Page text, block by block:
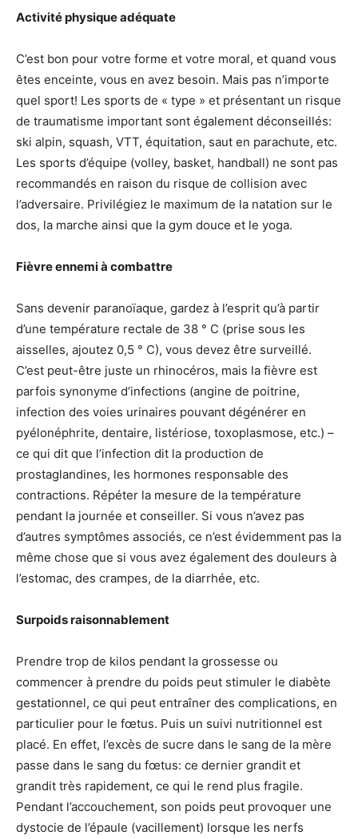
Activité physique adéquate
C’est bon pour votre forme et votre moral, et quand vous
êtes enceinte, vous en avez besoin. Mais pas n’importe
quel sport! Les sports de « type » et présentant un risque
de traumatisme important sont également déconseillés:
ski alpin, squash, VTT, équitation, saut en parachute, etc.
Les sports d’équipe (volley, basket, handball) ne sont pas
recommandés en raison du risque de collision avec
l’adversaire. Privilégiez le maximum de la natation sur le
dos, la marche ainsi que la gym douce et le yoga.
Fièvre ennemi à combattre
Sans devenir paranoïaque, gardez à l’esprit qu’à partir
d’une température rectale de 38 ° C (prise sous les
aisselles, ajoutez 0,5 ° C), vous devez être surveillé.
C’est peut-être juste un rhinocéros, mais la fièvre est
parfois synonyme d’infections (angine de poitrine,
infection des voies urinaires pouvant dégénérer en
pyélonéphrite, dentaire, listériose, toxoplasmose, etc.) –
ce qui dit que l’infection dit la production de
prostaglandines, les hormones responsable des
contractions. Répéter la mesure de la température
pendant la journée et conseiller. Si vous n’avez pas
d’autres symptômes associés, ce n’est évidemment pas la
même chose que si vous avez également des douleurs à
l’estomac, des crampes, de la diarrhée, etc.
Surpoids raisonnablement
Prendre trop de kilos pendant la grossesse ou
commencer à prendre du poids peut stimuler le diabète
gestationnel, ce qui peut entraîner des complications, en
particulier pour le fœtus. Puis un suivi nutritionnel est
placé. En effet, l’excès de sucre dans le sang de la mère
passe dans le sang du fœtus: ce dernier grandit et
grandit très rapidement, ce qui le rend plus fragile.
Pendant l’accouchement, son poids peut provoquer une
dystocie de l’épaule (vacillement) lorsque les nerfs